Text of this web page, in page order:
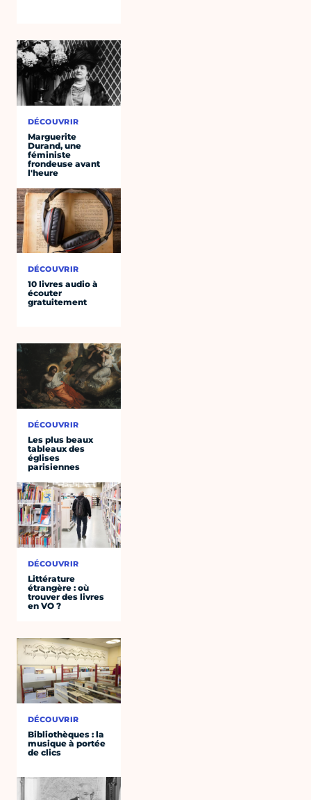
DÉCOUVRIR
Marguerite
Durand, une
féministe
frondeuse avant
l'heure
DÉCOUVRIR
10 livres audio à
écouter
gratuitement
DÉCOUVRIR
Les plus beaux
tableaux des
églises
parisiennes
DÉCOUVRIR
Littérature
étrangère : où
trouver des livres
en VO ?
DÉCOUVRIR
Bibliothèques : la
musique à portée
de clics